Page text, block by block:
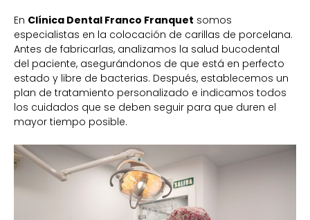
En Clínica Dental Franco Franquet somos
especialistas en la colocación de carillas de porcelana.
Antes de fabricarlas, analizamos la salud bucodental
del paciente, asegurándonos de que está en perfecto
estado y libre de bacterias. Después, establecemos un
plan de tratamiento personalizado e indicamos todos
los cuidados que se deben seguir para que duren el
mayor tiempo posible.